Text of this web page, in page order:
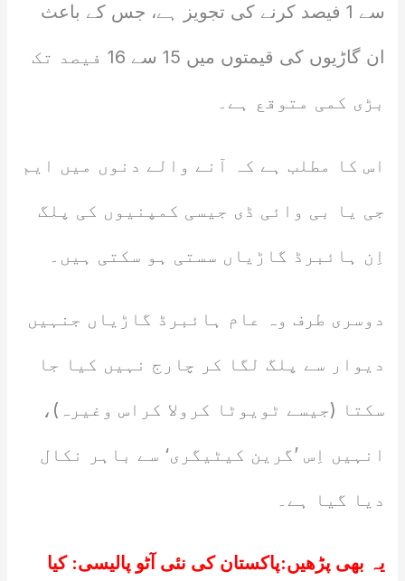
سے 1 فیصد کرنے کی تجویز ہے، جس کے باعث
ان گاڑیوں کی قیمتوں میں 15 سے 16 فیصد تک
بڑی کمی متوقع ہے۔
اس کا مطلب ہے کہ آنے والے دنوں میں ایم
جی یا بی وائی ڈی جیسی کمپنیوں کی پلگ
اِن ہائبرڈ گاڑیاں سستی ہو سکتی ہیں۔
دوسری طرف وہ عام ہائبرڈ گاڑیاں جنہیں
دیوار سے پلگ لگا کر چارج نہیں کیا جا
سکتا (جیسے ٹویوٹا کرولا کراس وغیرہ)،
انہیں اِس ’گرین کیٹیگری‘ سے باہر نکال
دیا گیا ہے۔
یہ بھی پڑھیں:پاکستان کی نئی آٹو پالیسی: کیا